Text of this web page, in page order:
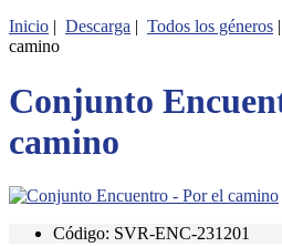
Inicio | Descarga | Todos los géneros
camino
Conjunto
camino
Código: SVR-ENC-231201